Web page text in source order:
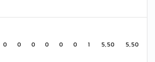
0 0 0 0 0 0 1 5,50 5,50